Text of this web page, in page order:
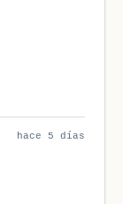
hace 5 días